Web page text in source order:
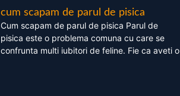
cum scapam de parul de pisica
Cum scapam de parul de pisica Parul de
pisica este o problema comuna cu care se
confrunta multi iubitori de feline. Fie ca aveti o